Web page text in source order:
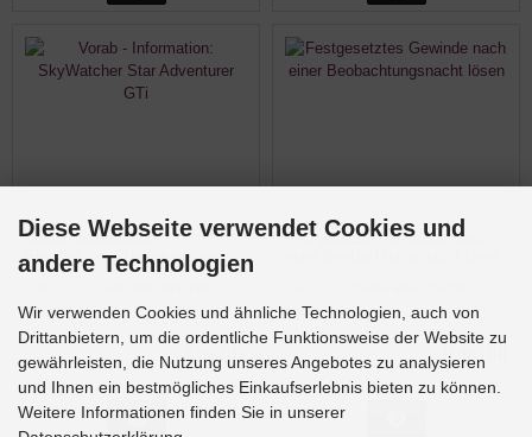
Vorab - Information:
SkyWatcher Star Adventurer
GTi
bestellbar
0,00 EUR
Festgesetztes Gewinde nach
bestellbar
0,00 EUR
Diese Webseite verwendet Cookies und
andere Technologien
Wir verwenden Cookies und ähnliche Technologien, auch von
Drittanbietern, um die ordentliche Funktionsweise der Website zu
gewährleisten, die Nutzung unseres Angebotes zu analysieren
und Ihnen ein bestmögliches Einkaufserlebnis bieten zu können.
Weitere Informationen finden Sie in unserer